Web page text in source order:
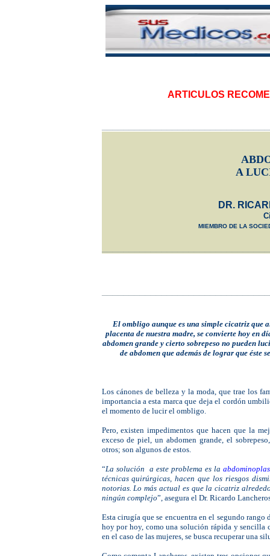
ARTICULOS
A
DR.
MIEMBRO DE LA
El ombligo aunque es una simple cicatriz que
placenta de nuestra madre, se convierte hoy en
abdomen grande y cierto sobrepeso no pueden
de abdomen que además de lograr que éste
Los cánones de belleza y la moda, que trae los
importancia a esta marca que deja el cordón
el momento de lucir el ombligo.
Pero, existen impedimentos que hacen que la
exceso de piel, un abdomen grande, el
otros; son algunos de estos.
“La solución a este problema es la
técnicas quirúrgicas, hacen que los riesgos
notorias. Lo más actual es que la cicatriz
ningún complejo”, asegura el Dr. Ricardo
Esta cirugía que se encuentra en el segundo rango
hoy por hoy, como una solución rápida y sencilla
en el caso de las mujeres, se busca recuperar una